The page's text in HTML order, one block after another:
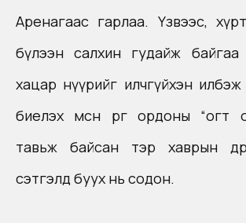
Аренагаас гарлаа. Үзвээс,
бүлээн салхин гудайж
хацар нүүрийг илчгүйхэн илбэж
биелэх мөсөн өргөө ордоны
тавьж байсан тэр хаврын
сэтгэлд буух нь содон.